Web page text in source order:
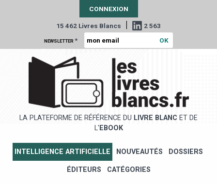
CONNEXION
15 462 Livres Blancs | 2 563
NEWSLETTER *
LA PLATEFORME DE RÉFÉRENCE DU LIVRE BLANC ET DE
L' EBOOK
INTELLIGENCE ARTIFICIELLE NOUVEAUTÉS DOSSIERS
ÉDITEURS CATÉGORIES